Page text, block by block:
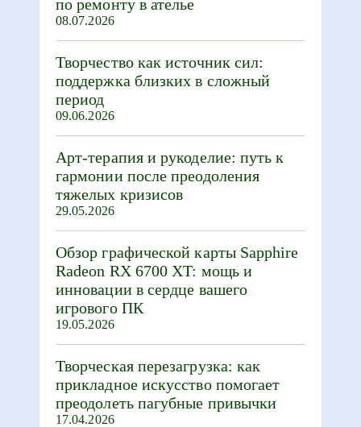
по ремонту в ателье
08.07.2026
Творчество как источник сил:
поддержка близких в сложный
период
09.06.2026
Арт-терапия и рукоделие: путь к
гармонии после преодоления
тяжелых кризисов
29.05.2026
Обзор графической карты Sapphire
Radeon RX 6700 XT: мощь и
инновации в сердце вашего
игрового ПК
19.05.2026
Творческая перезагрузка: как
прикладное искусство помогает
преодолеть пагубные привычки
17.04.2026